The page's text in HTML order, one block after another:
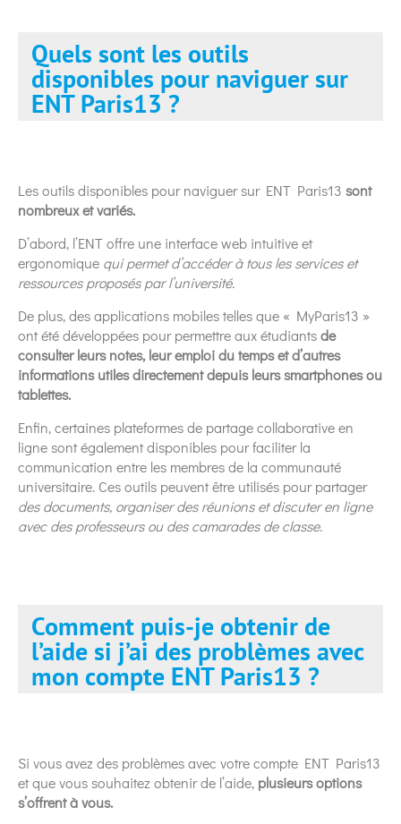
Quels sont les outils
disponibles pour naviguer sur
ENT Paris13 ?
Les outils disponibles pour naviguer sur ENT Paris13 sont
nombreux et variés.
D’abord, l’ENT offre une interface web intuitive et
ergonomique qui permet d’accéder à tous les services et
ressources proposés par l’université.
De plus, des applications mobiles telles que « MyParis13 »
ont été développées pour permettre aux étudiantsde
consulter leurs notes, leur emploi du temps et d’autres
informations utiles directement depuis leurs smartphones ou
tablettes.
Enfin, certaines plateformes de partage collaborative en
ligne sont également disponibles pour faciliter la
communication entre les membres de la communauté
universitaire. Ces outils peuvent être utilisés pour partager
des documents, organiser des réunions et discuter en ligne
avec des professeurs ou des camarades de classe.
Comment puis-je obtenir de
l’aide si j’ai des problèmes avec
mon compte ENT Paris13 ?
Si vous avez des problèmes avec votre compte ENT Paris13
et que vous souhaitez obtenir de l’aide, plusieurs options
s’offrent à vous.